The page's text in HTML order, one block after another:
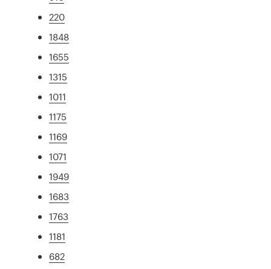
220
1848
1655
1315
1011
1175
1169
1071
1949
1683
1763
1181
682